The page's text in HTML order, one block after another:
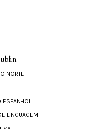
NORTE
ESPANHOL
LINGUAGEM